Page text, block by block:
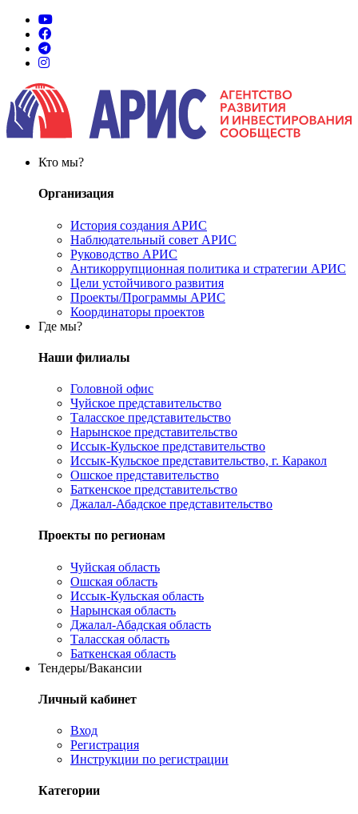
Кто мы?
Организация
История создания АРИС
Наблюдательный совет АРИС
Руководство АРИС
Антикоррупционная политика и стратегии АРИС
Цели устойчивого развития
Проекты/Программы АРИС
Координаторы проектов
Где мы?
Наши филиалы
Головной офис
Чуйское представительство
Таласское представительство
Нарынское представительство
Иссык-Кульское представительство
Иссык-Кульское представительство, г. Каракол
Ошское представительство
Баткенское представительство
Джалал-Абадское представительство
Проекты по регионам
Чуйская область
Ошская область
Иссык-Кульская область
Нарынская область
Джалал-Абадская область
Таласская область
Баткенская область
Тендеры/Вакансии
Личный кабинет
Вход
Регистрация
Инструкции по регистрации
Категории